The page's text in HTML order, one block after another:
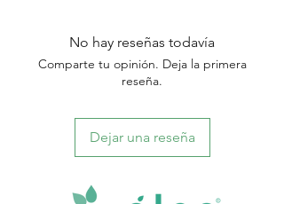
No hay reseñas todavía
Comparte tu opinión. Deja la primera
reseña.
Dejar una reseña